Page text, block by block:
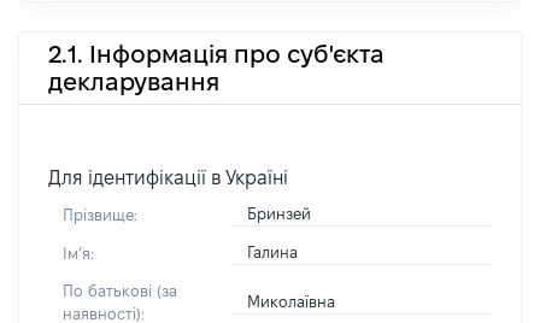
2.1. Інформація про суб'єкта
декларування
Для ідентифікації в Україні
Прізвище: Бринзей
Імʼя: Галина
По батькові (за
наявності):
Миколаївна